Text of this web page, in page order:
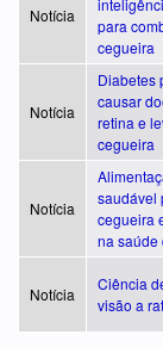
Notícia
para
cegueira
Notícia
Diabetes
causar
retina e
cegueira
Notícia
saudável
cegueira
na saúde
Notícia
Ciência
visão a